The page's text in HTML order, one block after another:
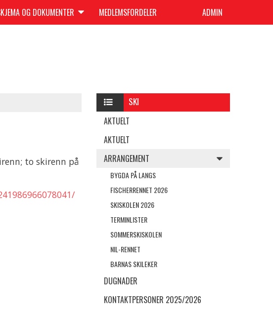
OG DOKUMENTER MEDLEMSFORDELER ADMIN
to skirenn på
SKI
AKTUELT
AKTUELT
ARRANGEMENT
BYGDA PÅ LANGS
FISCHERRENNET 2026
SKISKOLEN 2026
TERMINLISTER
SOMMERSKISKOLEN
NIL-RENNET
BARNAS SKILEKER
DUGNADER
KONTAKTPERSONER 2025/2026